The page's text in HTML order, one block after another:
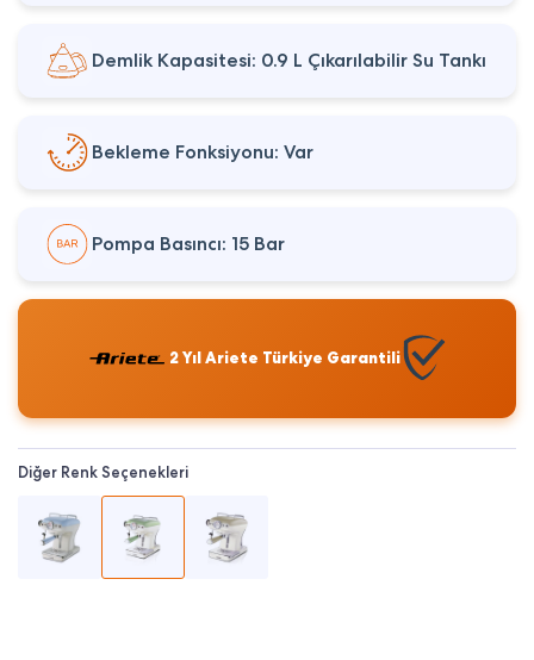
Demlik Kapasitesi: 0.9 L Çıkarılabilir Su Tankı
Bekleme Fonksiyonu: Var
Pompa Basıncı: 15 Bar
2 Yıl Ariete Türkiye Garantili
Diğer Renk Seçenekleri